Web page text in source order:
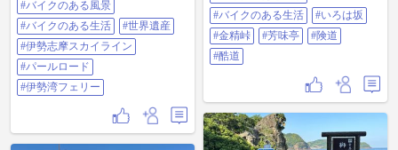
#kawasakizzr#kawasakininja #バイク
好きな人と繋がりたい#ninja #ninja
乗りと繋がりたい #ninja乗り
#kawasakininja#リターンライダー #
リターンライダーと繋がりたい #バ
坂#金精峠#芳味亭#険道#酷道
#バイクのある生活
#いろは坂
#金精峠
#芳味亭
#険道
#酷道
な人と繋がりたい #ninja #ninja乗り
と繋がりたい #ninja乗り
#kawasakininja #リターンライダー #
リターンライダーと繋がりたい #バ
イク乗りと繋がりたい #バイクのあ
る風景 #バイクのある生活 #世界遺
産 #伊勢志摩スカイライン #パール
ロード #伊勢湾フェリー
#バイクのある風景
#バイクのある生活
#世界遺産
#伊勢志摩スカイライン
#パールロード
#伊勢湾フェリー